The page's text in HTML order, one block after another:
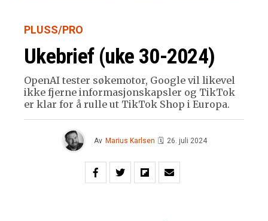
PLUSS/PRO
Ukebrief (uke 30-2024)
OpenAI tester søkemotor, Google vil likevel
ikke fjerne informasjonskapsler og TikTok
er klar for å rulle ut TikTok Shop i Europa.
Av Marius Karlsen 🗓 26. juli 2024